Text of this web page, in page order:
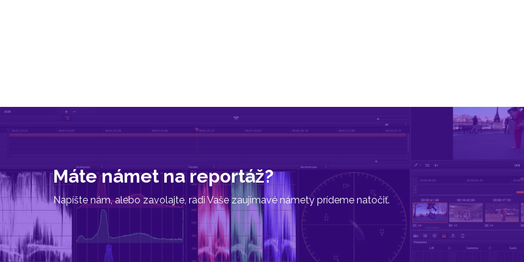
Máte námet na reportáž?
Napíšte nám, alebo zavolajte, radi Vaše zaujímavé námety prídeme natočiť.